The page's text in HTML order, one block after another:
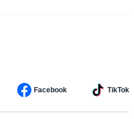
Facebook TikTok